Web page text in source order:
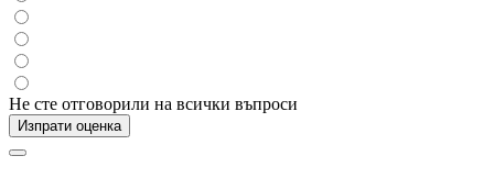
Не сте отговорили на всички въпроси
Изпрати оценка